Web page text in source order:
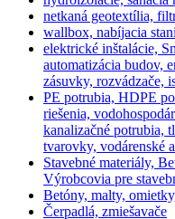
netkaná geotextília,
wallbox, nabíjacia
elektrické inštalácie,
automatizácia budov,
zásuvky, rozvádzače,
PE potrubia, HDPE
riešenia,
kanalizačné potrubia,
tvarovky, vodárenské
Stavebné materiály,
Výrobcovia pre
Betóny, malty,
Čerpadlá, zmiešavače